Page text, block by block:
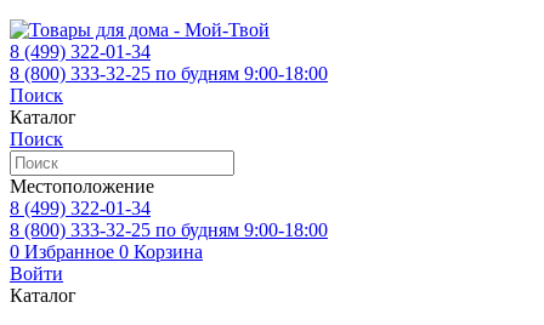
8 (499) 322-01-34
8 (800) 333-32-25 по будням 9:00-18:00
Поиск
Каталог
Поиск
Местоположение
8 (499) 322-01-34
8 (800) 333-32-25 по будням 9:00-18:00
0 Избранное 0 Корзина
Войти
Каталог